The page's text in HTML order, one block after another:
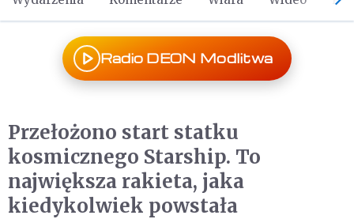
Radio DEON Modlitwa
Przełożono start statku
kosmicznego Starship. To
największa rakieta, jaka
kiedykolwiek powstała